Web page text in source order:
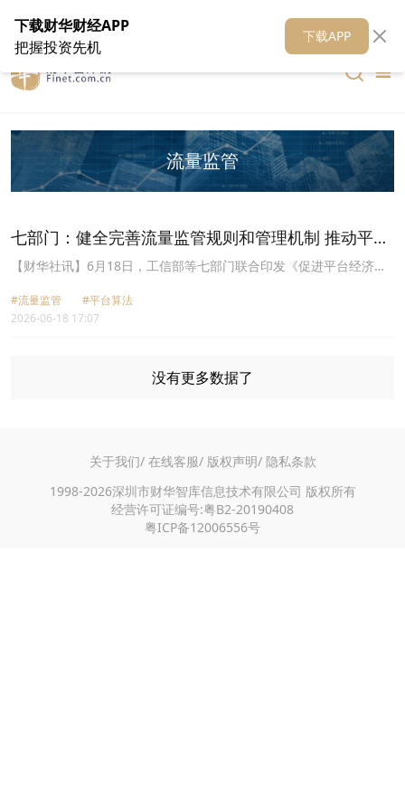
在线客服 关于我们 财华媒体矩阵 财华智库
流量监管
七部门：健全完善流量监管规则和管理机制 推动平台
算法透明化
​【财华社讯】6月18日，工信部等七部门联合印发《促进平台经济大
生态共创。指导平台企业完善合规管理体系，构建质量管理体系，推
动建立平台企业与平台内经营者重大事项协商机制。深化算法、流量
治理规则标准等方式，帮助中小企业减负增效、拓展市场，纠正侵犯
#流量监管
#平台算法
2026-06-18 17:07
没有更多数据了
关于我们/ 在线客服/ 版权声明/ 隐私条款
1998-2026深圳市财华智库信息技术有限公司 版权所有
经营许可证编号:粤B2-20190408
粤ICP备12006556号
下载财华财经APP
把握投资先机
下载APP